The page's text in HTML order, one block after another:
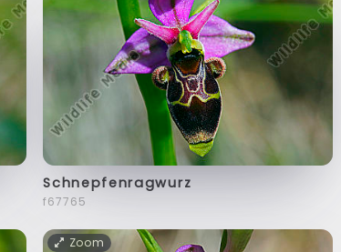
Schnepfenragwurz
f67765
Zoom